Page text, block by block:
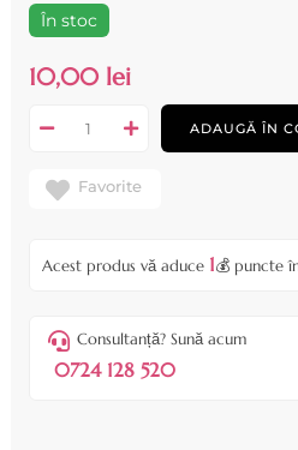
În stoc
10,00 lei
ADAUGĂ ÎN
Favorite
Acest produs vă aduce 1💰 puncte
Consultanță? Sună acum
0724 128 520